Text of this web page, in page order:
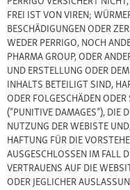
FREI IST VON VIREN;
BESCHÄDIGUNGEN ODER
WEDER PERRIGO, NOCH
PHARMA GROUP, ODER
UND ERSTELLUNG ODER
INHALTS BETEILIGT SIND,
ODER FOLGESCHÄDEN
(“PUNITIVE DAMAGES”), DIE
NUTZUNG DER WEBISTE
HAFTUNG FÜR DIE
AUSGESCHLOSSEN IM FALL
VERTRAUENS AUF DIE
ODER JEGLICHER